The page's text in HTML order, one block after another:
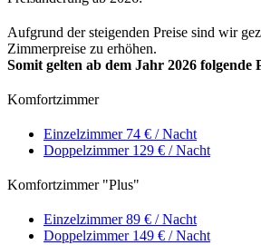
Aufgrund der steigenden Preise sind wir
Zimmerpreise zu erhöhen.
Somit gelten ab dem Jahr 2026 folgende
Komfortzimmer
Einzelzimmer 74 € / Nacht
Doppelzimmer 129 € / Nacht
Komfortzimmer "Plus"
Einzelzimmer89 € / Nacht
Doppelzimmer 149 € / Nacht